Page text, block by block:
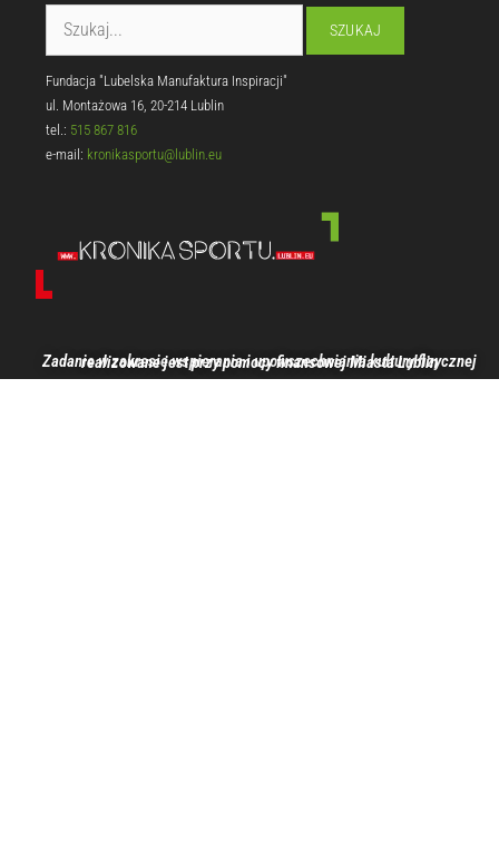
Fundacja "Lubelska Manufaktura Inspiracji"
ul. Montażowa 16, 20-214 Lublin
tel.: 515 867 816
e-mail: kronikasportu@lublin.eu
Zadanie w zakresie wspierania i upowszechniania kultury fizycznej realizowane jest przy pomocy finansowej Miasta Lublin